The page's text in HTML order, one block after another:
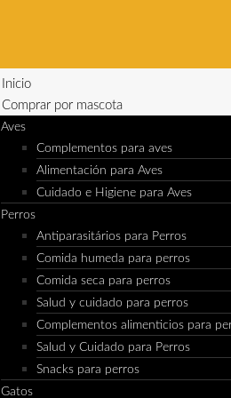
Inicio
Comprar por mascota
Aves
Complementos para aves
Alimentación para Aves
Cuidado e Higiene para Aves
Perros
Antiparasitários para Perros
Comida humeda para perros
Comida seca para perros
Salud y cuidado para perros
Complementos alimenticios para
Salud y Cuidado para Perros
Snacks para perros
Gatos